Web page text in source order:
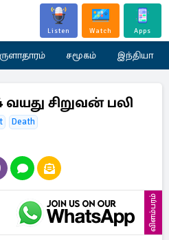
Listen Watch Apps
சமூகம் இந்தியா
வயது சிறுவன் பலி
Death
விளம்பரம்